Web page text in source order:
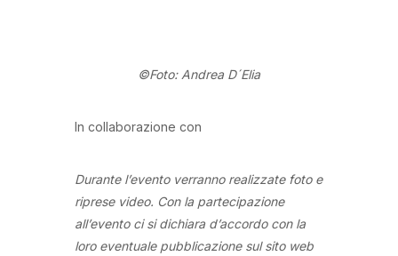
©Foto: Andrea D´Elia
In collaborazione con
Durante l’evento verranno realizzate foto e
riprese video. Con la partecipazione
all’evento ci si dichiara d’accordo con la
loro eventuale pubblicazione sul sito web